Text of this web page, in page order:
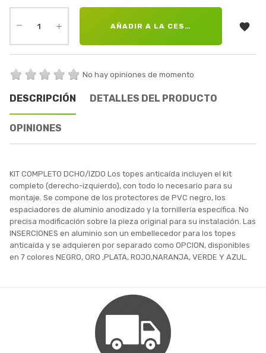
AÑADIR A LA CESTA 
No hay opiniones de momento
DESCRIPCIÓN DETALLES DEL PRODUCTO
OPINIONES
KIT COMPLETO DCHO/IZDO Los topes anticaída incluyen el kit
completo (derecho-izquierdo), con todo lo necesario para su
montaje. Se compone de los protectores de PVC negro, los
espaciadores de aluminio anodizado y la tornillería específica. No
precisa modificación sobre la pieza original para su instalación. Las
INSERCIONES en aluminio son un embellecedor para los topes
anticaída y se adquieren por separado como OPCION, disponibles
en 7 colores NEGRO, ORO ,PLATA, ROJO,NARANJA, VERDE Y AZUL.